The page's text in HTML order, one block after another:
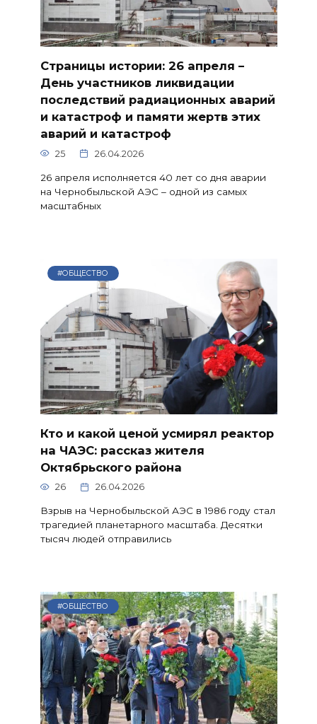
Страницы истории: 26 апреля –
День участников ликвидации
последствий радиационных аварий
и катастроф и памяти жертв этих
аварий и катастроф
25 26.04.2026
26 апреля исполняется 40 лет со дня аварии
на Чернобыльской АЭС – одной из самых
масштабных
#ОБЩЕСТВО
Кто и какой ценой усмирял реактор
на ЧАЭС: рассказ жителя
Октябрьского района
26 26.04.2026
Взрыв на Чернобыльской АЭС в 1986 году стал
трагедией планетарного масштаба. Десятки
тысяч людей отправились
#ОБЩЕСТВО